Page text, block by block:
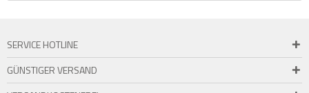
SERVICE HOTLINE
GÜNSTIGER VERSAND